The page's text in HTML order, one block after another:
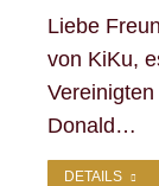
Liebe
von KiKu,
Donald…
DETAILS